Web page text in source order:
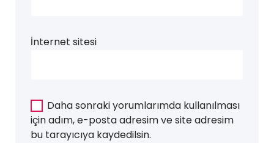
İnternet sitesi
Daha sonraki yorumlarımda kullanılması
için adım, e-posta adresim ve site adresim
bu tarayıcıya kaydedilsin.